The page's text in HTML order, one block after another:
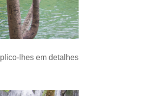
lhes em detalhes